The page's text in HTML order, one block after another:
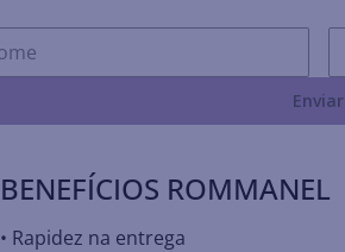
Enviar
BENEFÍCIOS ROMMANEL
• Rapidez na entrega